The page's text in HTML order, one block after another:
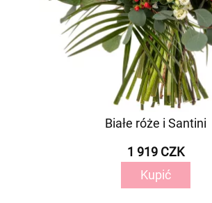
Białe róże i Santini
1 919 CZK
Kupić